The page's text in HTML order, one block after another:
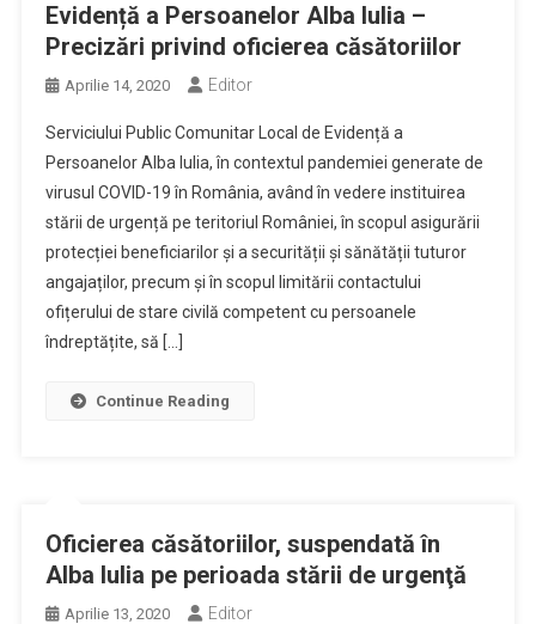
Evidență a Persoanelor Alba Iulia –
Precizări privind oficierea căsătoriilor
Aprilie 14, 2020 Editor
Serviciului Public Comunitar Local de Evidență a
Persoanelor Alba Iulia, în contextul pandemiei generate de
virusul COVID-19 în România, având în vedere instituirea
stării de urgență pe teritoriul României, în scopul asigurării
protecției beneficiarilor și a securității și sănătății tuturor
angajaților, precum și în scopul limitării contactului
ofițerului de stare civilă competent cu persoanele
îndreptățite, să […]
Continue Reading
Oficierea căsătoriilor, suspendată în
Alba Iulia pe perioada stării de urgenţă
Aprilie 13, 2020 Editor